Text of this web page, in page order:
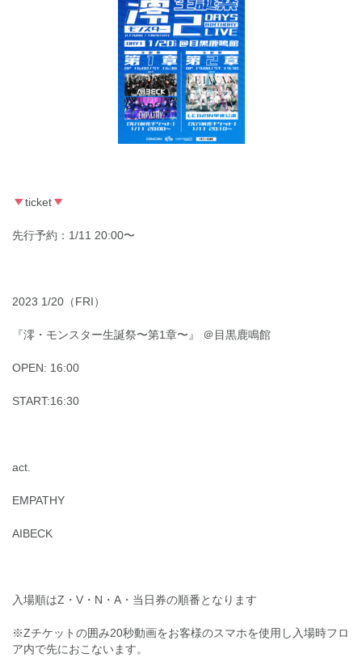
ticket
先行予約：1/11 20:00〜
2023 1/20（FRI）
『澪・モンスター生誕祭〜第1章〜』 ＠目黒鹿鳴館
OPEN: 16:00
START:16:30
act.
EMPATHY
AIBECK
入場順はZ・V・N・A・当日券の順番となります
※Zチケットの囲み20秒動画をお客様のスマホを使用し入場時フロ
ア内で先におこないます。